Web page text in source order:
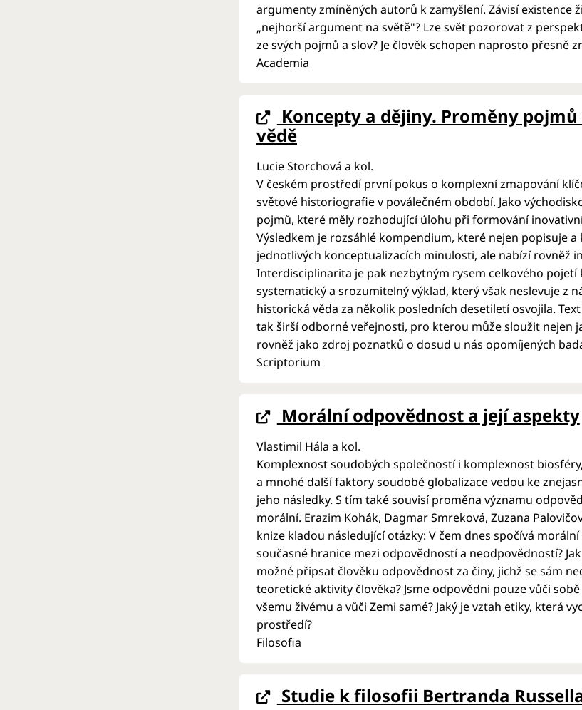
argumenty zmíněných autorů k zamyšlení. Závisí existence
„nejhorší argument na světě"? Lze svět pozorovat z
ze svých pojmů a slov? Je člověk schopen naprosto přesně
Academia
Koncepty a dějiny. Proměny
vědě
Lucie Storchová a kol.
V českém prostředí první pokus o komplexní zmapování
světové historiografie v poválečném období. Jako
pojmů, které měly rozhodující úlohu při formování
Výsledkem je rozsáhlé kompendium, které nejen popisuje
jednotlivých konceptualizacích minulosti, ale nabízí rovněž
Interdisciplinarita je pak nezbytným rysem celkového pojetí
systematický a srozumitelný výklad, který však neslevuje z
historická věda za několik posledních desetiletí osvojila.
tak širší odborné veřejnosti, pro kterou může sloužit nejen
rovněž jako zdroj poznatků o dosud u nás opomíjených
Scriptorium
Morální odpovědnost a její aspekty
Vlastimil Hála a kol.
Komplexnost soudobých společností i komplexnost
a mnohé další faktory sou­dobé globalizace vedou ke
jeho následky. S tím také souvisí proměna významu
morální. Erazim Kohák, Dagmar Smreková, Zuzana
knize kladou následující otázky: V čem dnes spočívá
současné hranice mezi odpovědností a neodpovědností?
možné připsat člověku odpovědnost za činy, jichž se sám
teoretické aktivity člověka? Jsme odpovědni pouze vůči
všemu živému a vůči Zemi samé? Jaký je vztah etiky, která
prostředí?
Filosofia
Studie k filosofii Bertranda